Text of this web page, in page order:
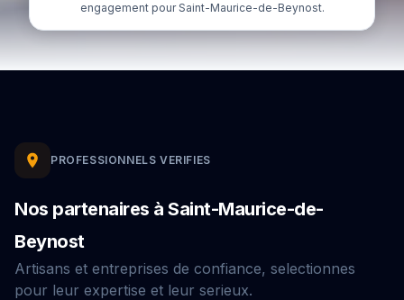
engagement pour Saint-Maurice-de-Beynost.
PROFESSIONNELS VERIFIES
Nos partenaires à Saint-Maurice-de-
Beynost
Artisans et entreprises de confiance, selectionnes
pour leur expertise et leur serieux.